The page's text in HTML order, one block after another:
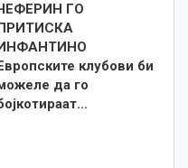
ГО
клубови би
да го